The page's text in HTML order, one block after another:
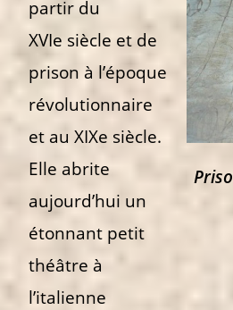
partir du
XVIe siècle et de
prison à l’époque
révolutionnaire
et au XIXe siècle.
Elle abrite
aujourd’hui un
étonnant petit
théâtre à
l’italienne